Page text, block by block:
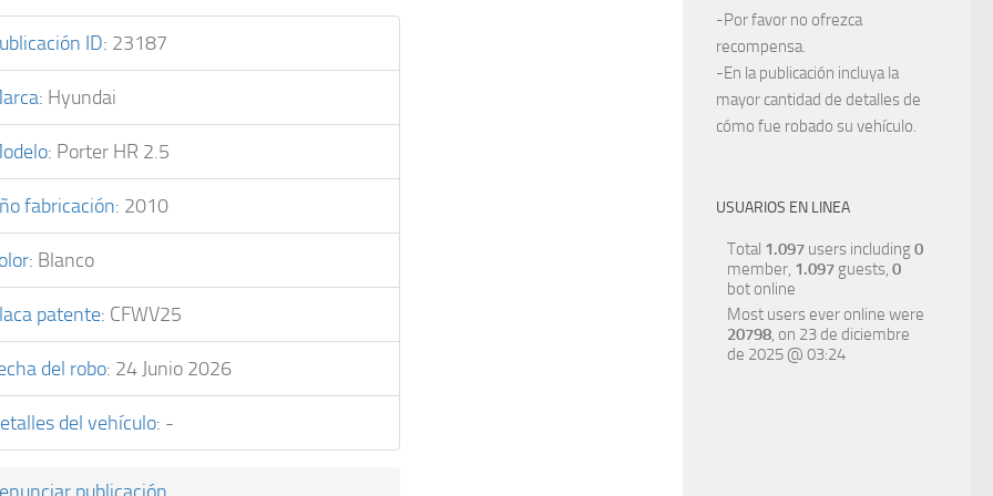
ID: 23187
: Hyundai
: Porter HR 2.5
fabricación: 2010
: Blanco
patente: CFWV25
del robo: 24 Junio 2026
del vehículo: -
-Por favor no ofrezca
recompensa.
-En la publicación incluya la
mayor cantidad de detalles de
cómo fue robado su vehículo.
USUARIOS EN LINEA
Total 1.097 users including0
member, 1.097 guests, 0
bot online
Most users ever online were
20798, on 23 de diciembre
de 2025 @ 03:24